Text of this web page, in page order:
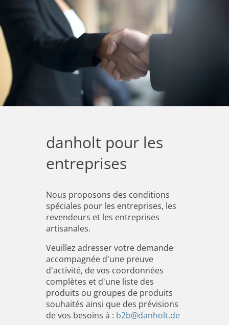
danholt pour les
entreprises
Nous proposons des conditions
spéciales pour les entreprises, les
revendeurs et les entreprises
artisanales.
Veuillez adresser votre demande
accompagnée d'une preuve
d'activité, de vos coordonnées
complètes et d'une liste des
produits ou groupes de produits
souhaités ainsi que des prévisions
de vos besoins à : b2b@danholt.de